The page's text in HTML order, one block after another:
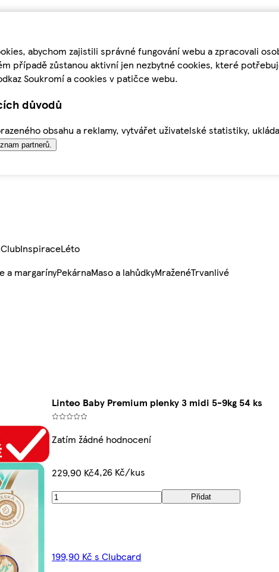
abychom zajistili správné fungování webu a zpracovali
případě zůstanou aktivní jen nezbytné cookies, které
Soukromí a cookies v patičce webu.
důvodů
obsahu a reklamy, vytvářet uživatelské statistiky,
partnerů.
InspiraceLéto
a margarínyPekárnaMaso a lahůdkyMraženéTrvanlivé
Linteo Baby Premium plenky 3 midi 5-9kg 54 ks
Zatím žádné hodnocení
229,90 Kč4,26 Kč/kus
Přidat
199,90 Kč s Clubcard